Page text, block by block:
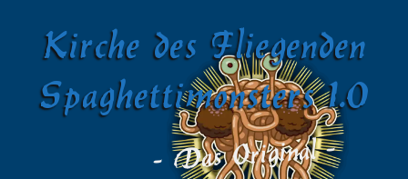
springenKirche des Fliegenden
Spaghettimonsters 1.0
- Das Original -